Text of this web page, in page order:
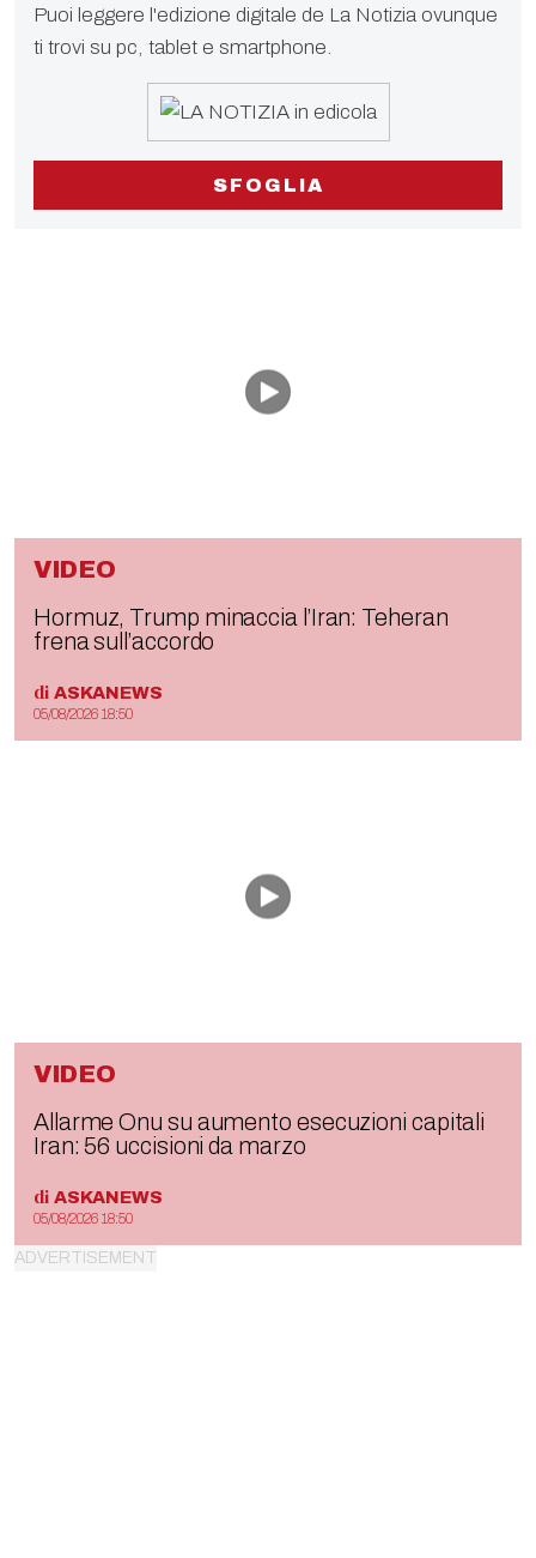
Puoi leggere l'edizione digitale de La Notizia ovunque
ti trovi su pc, tablet e smartphone.
SFOGLIA
VIDEO
Hormuz, Trump minaccia l’Iran: Teheran
frena sull’accordo
di ASKANEWS
05/08/2026 18:50
VIDEO
Allarme Onu su aumento esecuzioni capitali
Iran: 56 uccisioni da marzo
di ASKANEWS
05/08/2026 18:50